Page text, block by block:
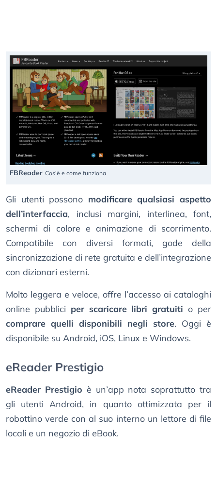
FBReader Cos'è e come funziona
Gli utenti possono modificare qualsiasi aspetto
dell’interfaccia, inclusi margini, interlinea, font,
schermi di colore e animazione di scorrimento.
Compatibile con diversi formati, gode della
sincronizzazione di rete gratuita e dell’integrazione
con dizionari esterni.
Molto leggera e veloce, offre l’accesso ai cataloghi
online pubblici per scaricare libri gratuiti o per
comprare quelli disponibili negli store. Oggi è
disponibile su Android, iOS, Linux e Windows.
eReader Prestigio
eReader Prestigio è un’app nota soprattutto tra
gli utenti Android, in quanto ottimizzata per il
robottino verde con al suo interno un lettore di file
locali e un negozio di eBook.